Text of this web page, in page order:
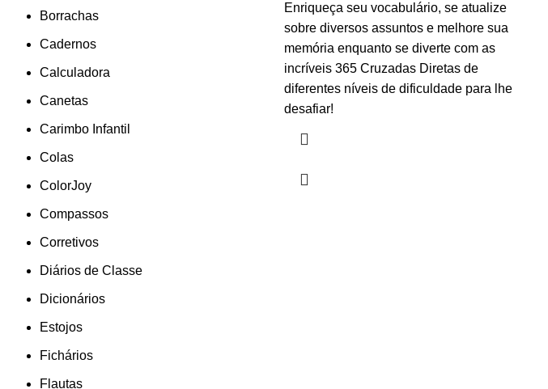
Borrachas
Cadernos
Calculadora
Canetas
Carimbo Infantil
Colas
ColorJoy
Compassos
Corretivos
Diários de Classe
Dicionários
Estojos
Fichários
Flautas
Enriqueça seu vocabulário, se atualize
sobre diversos assuntos e melhore sua
memória enquanto se diverte com as
incríveis 365 Cruzadas Diretas de
diferentes níveis de dificuldade para lhe
desafiar!